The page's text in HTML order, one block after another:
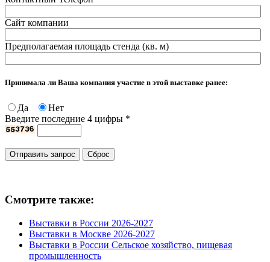
Сайт компании
Предполагаемая площадь стенда (кв. м)
Принимала ли Ваша компания участие в этой выставке ранее:
Да
Нет
Введите последние 4 цифры *
Смотрите также:
Выставки в России 2026-2027
Выставки в Москве 2026-2027
Выставки в России Сельское хозяйство, пищевая
промышленность